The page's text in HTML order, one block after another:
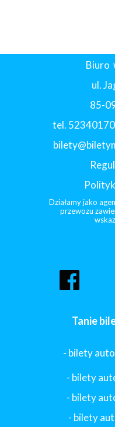
Tanie
- bilety
- bilety
- bilety
- bilety
Biuro
ul.
85-
tel.
Działamy jako
przewozu